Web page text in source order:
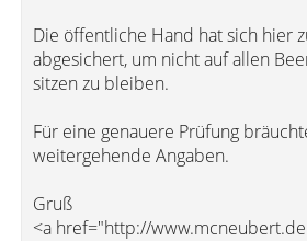
Die öffentliche Hand hat sich hier
abgesichert, um nicht auf allen
sitzen zu bleiben.
Für eine genauere Prüfung
weitergehende Angaben.
Gruß
<a href="http://